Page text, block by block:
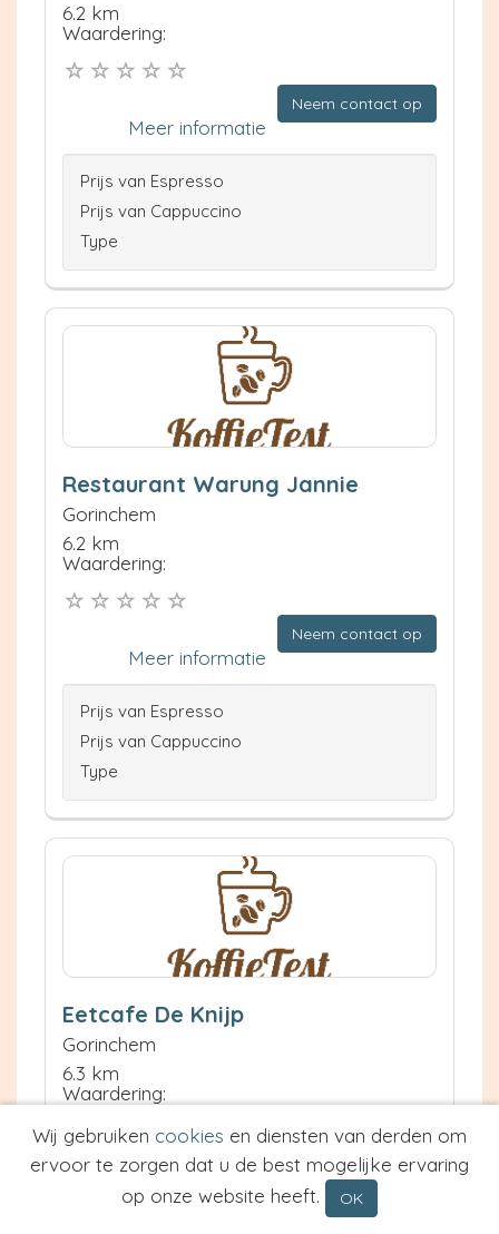
6.2 km
Waardering:
Neem contact op
Meer informatie
Prijs van Espresso
Prijs van Cappuccino
Type
Restaurant Warung Jannie
Gorinchem
6.2 km
Waardering:
Neem contact op
Meer informatie
Prijs van Espresso
Prijs van Cappuccino
Type
Eetcafe De Knijp
Gorinchem
6.3 km
Waardering:
Neem contact op
Meer informatie
Wij gebruiken cookies en diensten van derden om
ervoor te zorgen dat u de best mogelijke ervaring
op onze website heeft.
OK